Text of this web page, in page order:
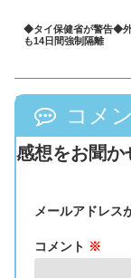
◆タイ保健省が警告◆
も14日間強制隔離
コメ
感想をお聞か
メールアドレス
コメント ※